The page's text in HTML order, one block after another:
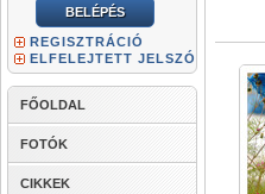
REGISZTRÁCIÓ
ELFELEJTETT JELSZÓ
FŐOLDAL
FOTÓK
CIKKEK